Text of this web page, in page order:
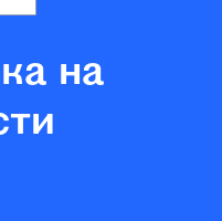
на